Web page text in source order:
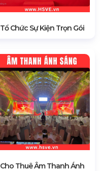
Tổ Chức Sự Kiện Trọn Gói
Cho Thuê Âm Thanh Ánh